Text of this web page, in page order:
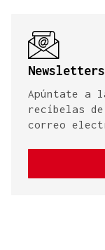
Apúntate a
recíbelas
correo